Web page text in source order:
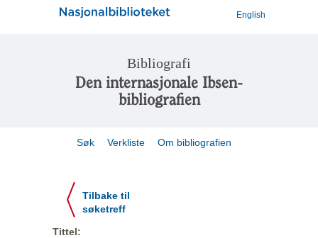
English
Bibliografi
Den internasjonale Ibsen-
bibliografien
Søk Verkliste Om bibliografien
Tilbake til
søketreff
Tittel: